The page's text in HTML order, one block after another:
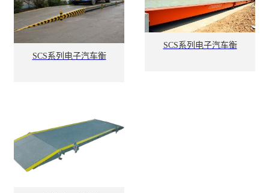
SCS系列电子汽车衡
SCS系列电子汽车衡